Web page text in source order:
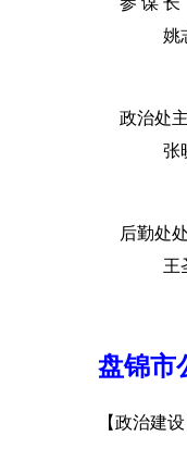
姚志
政治处
张晓
后勤处
王圣
盘锦市
【政治建设